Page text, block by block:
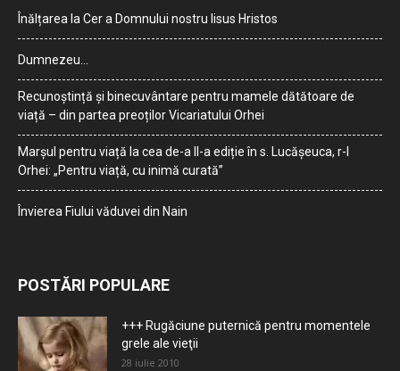
Înălțarea la Cer a Domnului nostru Iisus Hristos
Dumnezeu…
Recunoștință și binecuvântare pentru mamele dătătoare de
viață – din partea preoților Vicariatului Orhei
Marșul pentru viață la cea de-a II-a ediție în s. Lucășeuca, r-l
Orhei: „Pentru viață, cu inimă curată”
Învierea Fiului văduvei din Nain
POSTĂRI POPULARE
+++ Rugăciune puternică pentru momentele
grele ale vieţii
28 iulie 2010